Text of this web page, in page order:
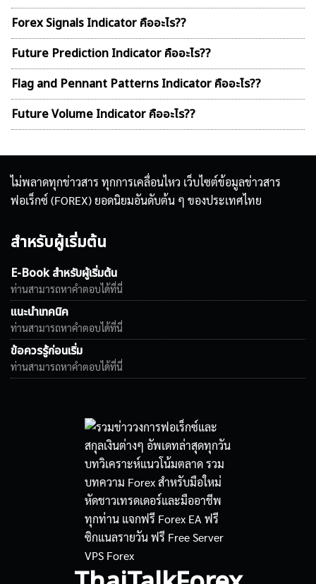
Forex Signals Indicator คืออะไร??
Future Prediction Indicator คืออะไร??
Flag and Pennant Patterns Indicator คืออะไร??
Future Volume Indicator คืออะไร??
ไม่พลาดทุกข่าวสาร ทุกการเคลื่อนไหว เว็บไซต์ข้อมูลข่าวสาร
ฟอเร็กซ์ (FOREX) ยอดนิยมอันดับต้น ๆ ของประเทศไทย
สำหรับผู้เริ่มต้น
E-Book สำหรับผู้เริ่มต้น
ท่านสามารถหาคำตอบได้ที่นี่
แนะนำเทคนิค
ท่านสามารถหาคำตอบได้ที่นี่
ข้อควรรู้ก่อนเริ่ม
ท่านสามารถหาคำตอบได้ที่นี่